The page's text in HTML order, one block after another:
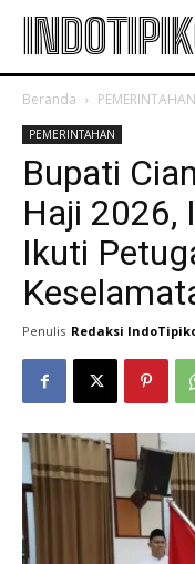
Beranda PEMERINTAHAN
PEMERINTAHAN
Bupati
Haji 2026,
Ikuti
Penulis Redaksi